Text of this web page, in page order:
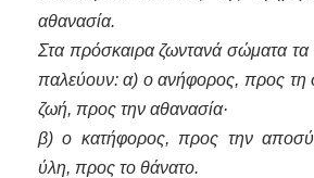
αθανασία.
Στα πρόσκαιρα ζωντανά σώματα τα
παλεύουν: α) ο ανήφορος, προς τη
ζωή, προς την αθανασία·
β) ο κατήφορος, προς την
ύλη, προς το θάνατο.